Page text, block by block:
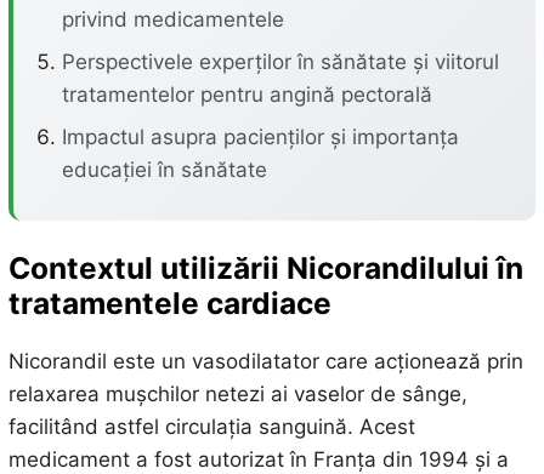
privind medicamentele
Perspectivele experților în sănătate și viitorul
tratamentelor pentru angină pectorală
Impactul asupra pacienților și importanța
educației în sănătate
Contextul utilizării Nicorandilului în
tratamentele cardiace
Nicorandil este un vasodilatator care acționează prin
relaxarea mușchilor netezi ai vaselor de sânge,
facilitând astfel circulația sanguină. Acest
medicament a fost autorizat în Franța din 1994 și a